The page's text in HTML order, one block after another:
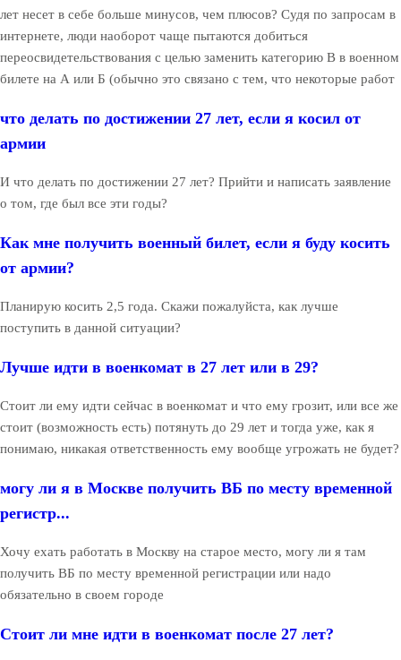
лет несет в себе больше минусов, чем плюсов? Судя по запросам в
интернете, люди наоборот чаще пытаются добиться
переосвидетельствования с целью заменить категорию В в военном
билете на А или Б (обычно это связано с тем, что некоторые работ
что делать по достижении 27 лет, если я косил от
армии
И что делать по достижении 27 лет? Прийти и написать заявление
о том, где был все эти годы?
Как мне получить военный билет, если я буду косить
от армии?
Планирую косить 2,5 года. Скажи пожалуйста, как лучше
поступить в данной ситуации?
Лучше идти в военкомат в 27 лет или в 29?
Стоит ли ему идти сейчас в военкомат и что ему грозит, или все же
стоит (возможность есть) потянуть до 29 лет и тогда уже, как я
понимаю, никакая ответственность ему вообще угрожать не будет?
могу ли я в Москве получить ВБ по месту временной
регистр...
Хочу ехать работать в Москву на старое место, могу ли я там
получить ВБ по месту временной регистрации или надо
обязательно в своем городе
Стоит ли мне идти в военкомат после 27 лет?